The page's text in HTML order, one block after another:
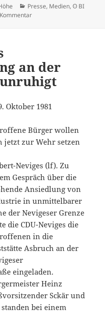
Kategorien
Presse, Medien,ʘ BI
zu Golfspiele bald im
an der
Oktober 1981
Bürger wollen
jetzt zur Wehr setzen
Neviges (lf). Zu
Gespräch über die
Ansiedlung von
in unmittelbarer
der Nevigeser Grenze
die CDU-Neviges die
in die
Asbruch an der
eingeladen.
Heinz
Sckär und
bei einem